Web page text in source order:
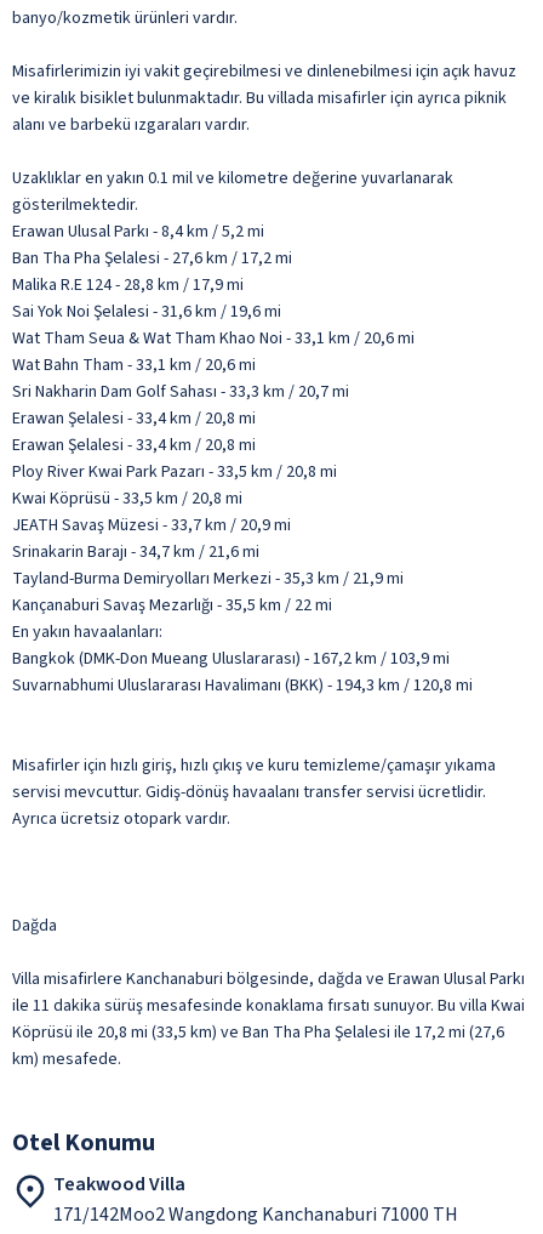
banyo/kozmetik ürünleri vardır.
Misafirlerimizin iyi vakit geçirebilmesi ve dinlenebilmesi için açık havuz
ve kiralık bisiklet bulunmaktadır. Bu villada misafirler için ayrıca piknik
alanı ve barbekü ızgaraları vardır.
Uzaklıklar en yakın 0.1 mil ve kilometre değerine yuvarlanarak
gösterilmektedir.
Erawan Ulusal Parkı - 8,4 km / 5,2 mi
Ban Tha Pha Şelalesi - 27,6 km / 17,2 mi
Malika R.E 124 - 28,8 km / 17,9 mi
Sai Yok Noi Şelalesi - 31,6 km / 19,6 mi
Wat Tham Seua & Wat Tham Khao Noi - 33,1 km / 20,6 mi
Wat Bahn Tham - 33,1 km / 20,6 mi
Sri Nakharin Dam Golf Sahası - 33,3 km / 20,7 mi
Erawan Şelalesi - 33,4 km / 20,8 mi
Erawan Şelalesi - 33,4 km / 20,8 mi
Ploy River Kwai Park Pazarı - 33,5 km / 20,8 mi
Kwai Köprüsü - 33,5 km / 20,8 mi
JEATH Savaş Müzesi - 33,7 km / 20,9 mi
Srinakarin Barajı - 34,7 km / 21,6 mi
Tayland-Burma Demiryolları Merkezi - 35,3 km / 21,9 mi
Kançanaburi Savaş Mezarlığı - 35,5 km / 22 mi
En yakın havaalanları:
Bangkok (DMK-Don Mueang Uluslararası) - 167,2 km / 103,9 mi
Suvarnabhumi Uluslararası Havalimanı (BKK) - 194,3 km / 120,8 mi
Misafirler için hızlı giriş, hızlı çıkış ve kuru temizleme/çamaşır yıkama
servisi mevcuttur. Gidiş-dönüş havaalanı transfer servisi ücretlidir.
Ayrıca ücretsiz otopark vardır.
Dağda
Villa misafirlere Kanchanaburi bölgesinde, dağda ve Erawan Ulusal Parkı
ile 11 dakika sürüş mesafesinde konaklama fırsatı sunuyor. Bu villa Kwai
Köprüsü ile 20,8 mi (33,5 km) ve Ban Tha Pha Şelalesi ile 17,2 mi (27,6
km) mesafede.
Otel Konumu
Teakwood Villa
171/142Moo2 Wangdong Kanchanaburi 71000 TH